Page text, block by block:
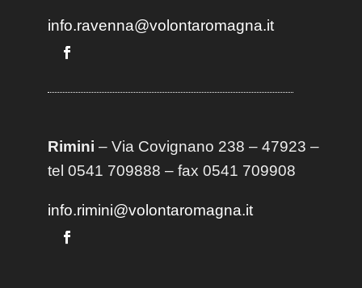
info.ravenna@volontaromagna.it
Rimini – Via Covignano 238 – 47923 –
tel 0541 709888 – fax 0541 709908
info.rimini@volontaromagna.it